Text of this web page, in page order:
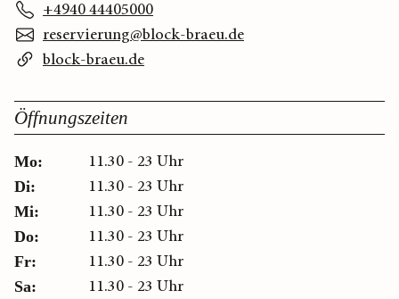
+4940 44405000
reservierung@block-braeu.de
block-braeu.de
Öffnungszeiten
Mo: 11.30 - 23 Uhr
Di: 11.30 - 23 Uhr
Mi: 11.30 - 23 Uhr
Do: 11.30 - 23 Uhr
Fr: 11.30 - 23 Uhr
Sa: 11.30 - 23 Uhr